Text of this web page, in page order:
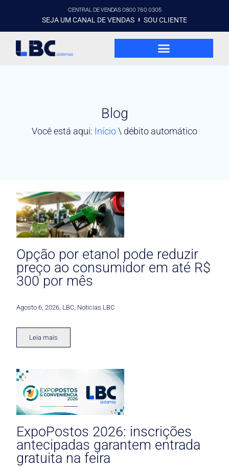
CENTRAL DE VENDAS 0800 760 0305
SEJA UM CANAL DE VENDAS SOU CLIENTE
Blog
Você está aqui: Início\ débito automático
Opção por etanol pode reduzir
preço ao consumidor em até R$
300 por mês
Agosto 6, 2026 LBC Noticias LBC
Leia mais
ExpoPostos 2026: inscrições
antecipadas garantem entrada
gratuita na feira